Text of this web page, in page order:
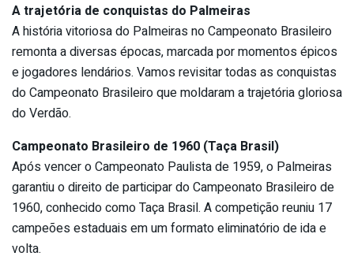
A trajetória de conquistas do Palmeiras
A história vitoriosa do Palmeiras no Campeonato Brasileiro
remonta a diversas épocas, marcada por momentos épicos
e jogadores lendários. Vamos revisitar todas as conquistas
do Campeonato Brasileiro que moldaram a trajetória gloriosa
do Verdão.
Campeonato Brasileiro de 1960 (Taça Brasil)
Após vencer o Campeonato Paulista de 1959, o Palmeiras
garantiu o direito de participar do Campeonato Brasileiro de
1960, conhecido como Taça Brasil. A competição reuniu 17
campeões estaduais em um formato eliminatório de ida e
volta.